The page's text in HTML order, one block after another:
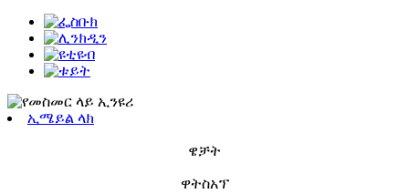
ኢሜይል ላክ
ዌቻት
ዋትስአፕ